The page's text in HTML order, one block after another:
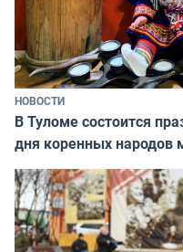
НОВОСТИ
В Туломе состоится
дня коренных народов